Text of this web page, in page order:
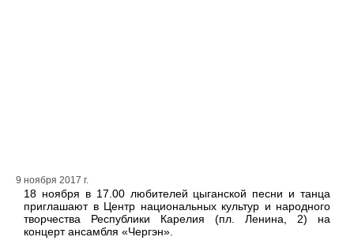
9 ноября 2017 г.
18 ноября в 17.00 любителей цыганской песни и танца
приглашают в Центр национальных культур и народного
творчества Республики Карелия (пл. Ленина, 2) на
концерт ансамбля «Чергэн».